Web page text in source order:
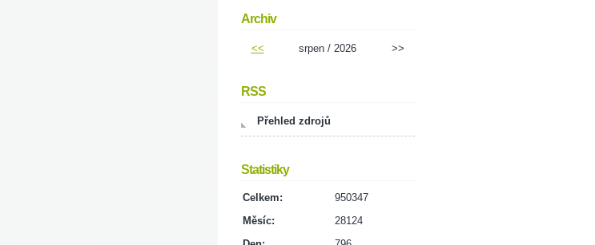
Archiv
<< srpen / 2026 >>
RSS
Přehled zdrojů
Statistiky
Celkem:
950347
Měsíc:
28124